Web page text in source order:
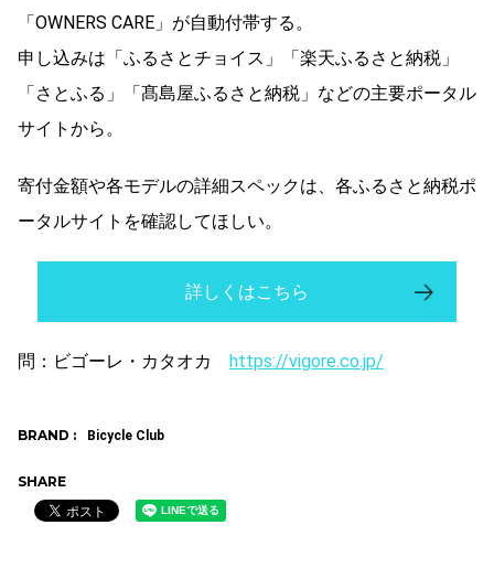
「OWNERS CARE」が自動付帯する。
申し込みは「ふるさとチョイス」「楽天ふるさと納税」
「さとふる」「髙島屋ふるさと納税」などの主要ポータル
サイトから。
寄付金額や各モデルの詳細スペックは、各ふるさと納税ポ
ータルサイトを確認してほしい。
詳しくはこちら
問：ビゴーレ・カタオカ https://vigore.co.jp/
BRAND : Bicycle Club
SHARE